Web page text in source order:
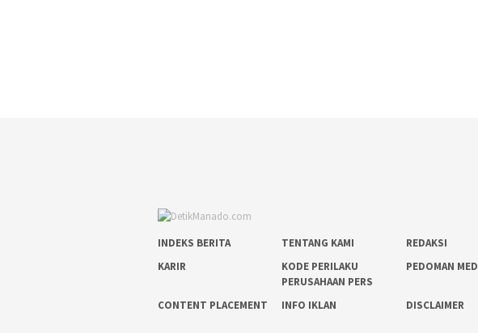
INDEKS BERITA TENTANG KAMI
REDAKSI
KARIR
KODE PERILAKU
PERUSAHAAN PERS
PEDOMAN
CONTENT PLACEMENT INFO IKLAN DISCLAIMER